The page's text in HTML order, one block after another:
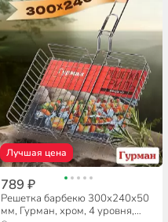
Лучшая цена
789 ₽
Решетка барбекю 300х240х50
мм, Гурман, хром, 4 уровня,